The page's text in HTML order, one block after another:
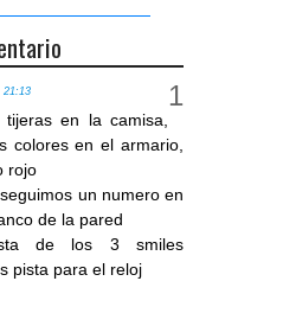
21:13
tijeras en la camisa,
colores en el armario,
rojo
un numero en
de la pared
de los 3 smiles
pista para el reloj